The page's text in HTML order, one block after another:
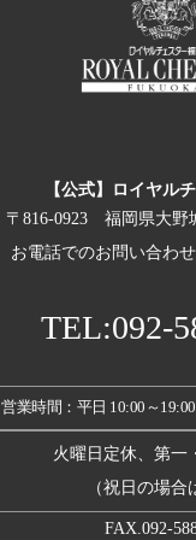
【公式】ロイヤル
〒816-0923 福岡県大野
お電話でのお問い合わ
TEL:092-
営業時間：平日 10:00～
火曜日定休、第一
（祝日の場合
FAX.092-